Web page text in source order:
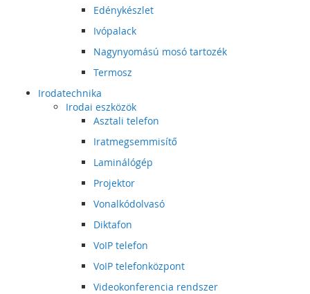
Edénykészlet
Ivópalack
Nagynyomású mosó tartozék
Termosz
Irodatechnika
Irodai eszközök
Asztali telefon
Iratmegsemmisítő
Laminálógép
Projektor
Vonalkódolvasó
Diktafon
VoIP telefon
VoIP telefonközpont
Videokonferencia rendszer